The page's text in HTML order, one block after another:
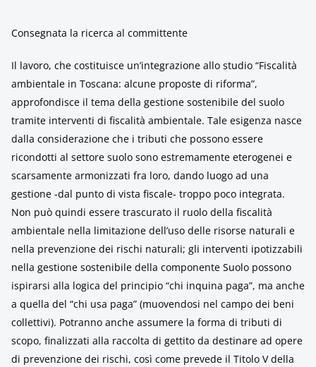
Consegnata la ricerca al committente
Il lavoro, che costituisce un’integrazione allo studio “Fiscalità
ambientale in Toscana: alcune proposte di riforma”,
approfondisce il tema della gestione sostenibile del suolo
tramite interventi di fiscalità ambientale. Tale esigenza nasce
dalla considerazione che i tributi che possono essere
ricondotti al settore suolo sono estremamente eterogenei e
scarsamente armonizzati fra loro, dando luogo ad una
gestione -dal punto di vista fiscale- troppo poco integrata.
Non può quindi essere trascurato il ruolo della fiscalità
ambientale nella limitazione dell’uso delle risorse naturali e
nella prevenzione dei rischi naturali; gli interventi ipotizzabili
nella gestione sostenibile della componente Suolo possono
ispirarsi alla logica del principio “chi inquina paga”, ma anche
a quella del “chi usa paga” (muovendosi nel campo dei beni
collettivi). Potranno anche assumere la forma di tributi di
scopo, finalizzati alla raccolta di gettito da destinare ad opere
di prevenzione dei rischi, così come prevede il Titolo V della